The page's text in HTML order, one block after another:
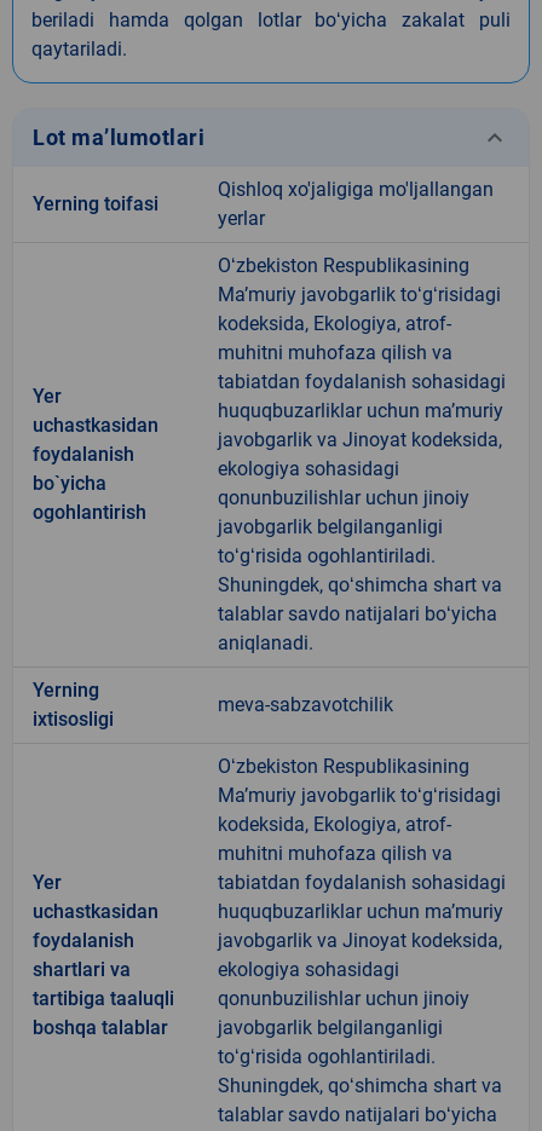
beriladi hamda qolgan lotlar boʻyicha zakalat puli
qaytariladi.
Lot ma’lumotlari keyboard_arrow_down
Yerning toifasi
Qishloq xo'jaligiga mo'ljallangan
yerlar
Yer
uchastkasidan
foydalanish
bo`yicha
ogohlantirish
Oʻzbekiston Respublikasining
Maʼmuriy javobgarlik toʻgʻrisidagi
kodeksida, Ekologiya, atrof-
muhitni muhofaza qilish va
tabiatdan foydalanish sohasidagi
huquqbuzarliklar uchun maʼmuriy
javobgarlik va Jinoyat kodeksida,
ekologiya sohasidagi
qonunbuzilishlar uchun jinoiy
javobgarlik belgilanganligi
toʻgʻrisida ogohlantiriladi.
Shuningdek, qoʻshimcha shart va
talablar savdo natijalari boʻyicha
aniqlanadi.
Yerning
ixtisosligi
meva-sabzavotchilik
Yer
uchastkasidan
foydalanish
shartlari va
tartibiga taaluqli
boshqa talablar
Oʻzbekiston Respublikasining
Maʼmuriy javobgarlik toʻgʻrisidagi
kodeksida, Ekologiya, atrof-
muhitni muhofaza qilish va
tabiatdan foydalanish sohasidagi
huquqbuzarliklar uchun maʼmuriy
javobgarlik va Jinoyat kodeksida,
ekologiya sohasidagi
qonunbuzilishlar uchun jinoiy
javobgarlik belgilanganligi
toʻgʻrisida ogohlantiriladi.
Shuningdek, qoʻshimcha shart va
talablar savdo natijalari boʻyicha